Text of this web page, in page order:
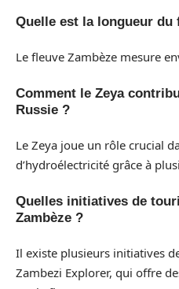
Quelle est la longueur du
Le fleuve Zambèze mesure
Comment le Zeya
Russie ?
Le Zeya joue un rôle crucial
d’hydroélectricité grâce à
Quelles initiatives de
Zambèze ?
Il existe plusieurs initiatives
Zambezi Explorer, qui offre